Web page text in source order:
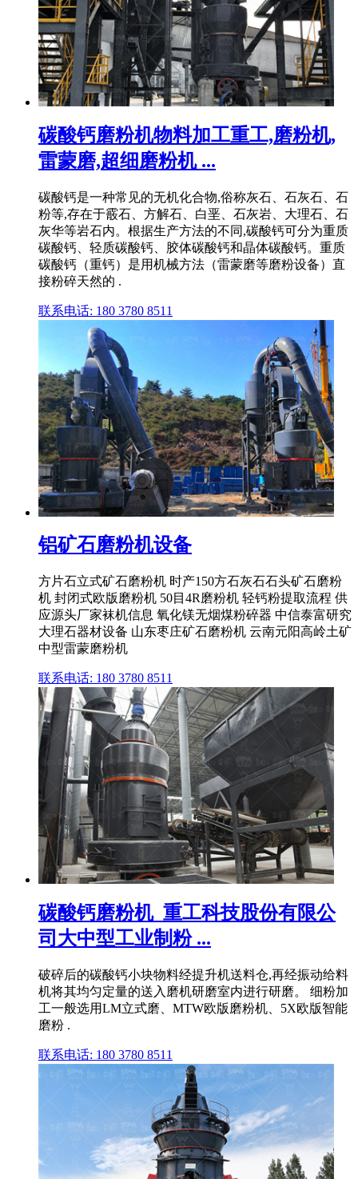
碳酸钙磨粉机物料加工重工,磨粉机,
雷蒙磨,超细磨粉机 ...
碳酸钙是一种常见的无机化合物,俗称灰石、石灰石、石
粉等,存在于霰石、方解石、白垩、石灰岩、大理石、石
灰华等岩石内。根据生产方法的不同,碳酸钙可分为重质
碳酸钙、轻质碳酸钙、胶体碳酸钙和晶体碳酸钙。重质
碳酸钙（重钙）是用机械方法（雷蒙磨等磨粉设备）直
接粉碎天然的 .
联系电话: 180 3780 8511
铝矿石磨粉机设备
方片石立式矿石磨粉机 时产150方石灰石石头矿石磨粉
机 封闭式欧版磨粉机 50目4R磨粉机 轻钙粉提取流程 供
应源头厂家袜机信息 氧化镁无烟煤粉碎器 中信泰富研究
大理石器材设备 山东枣庄矿石磨粉机 云南元阳高岭土矿
中型雷蒙磨粉机
联系电话: 180 3780 8511
碳酸钙磨粉机_重工科技股份有限公
司大中型工业制粉 ...
破碎后的碳酸钙小块物料经提升机送料仓,再经振动给料
机将其均匀定量的送入磨机研磨室内进行研磨。 细粉加
工一般选用LM立式磨、MTW欧版磨粉机、5X欧版智能
磨粉 .
联系电话: 180 3780 8511